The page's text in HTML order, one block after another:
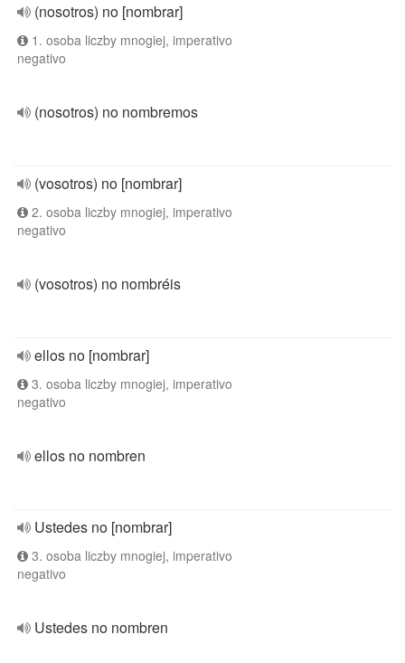
(nosotros) no [nombrar]
1. osoba liczby mnogiej, imperativo
negativo
(nosotros) no nombremos
(vosotros) no [nombrar]
2. osoba liczby mnogiej, imperativo
negativo
(vosotros) no nombréis
ellos no [nombrar]
3. osoba liczby mnogiej, imperativo
negativo
ellos no nombren
Ustedes no [nombrar]
3. osoba liczby mnogiej, imperativo
negativo
Ustedes no nombren